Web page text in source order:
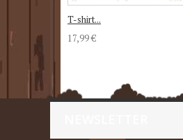
T-shirt...
17,99 €